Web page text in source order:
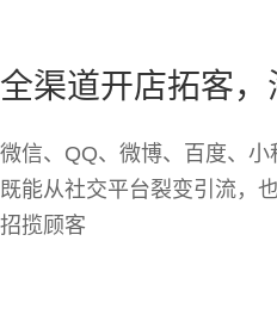
全渠道开店拓客，
微信、QQ、微博、百度、
既能从社交平台裂变引流，
招揽顾客